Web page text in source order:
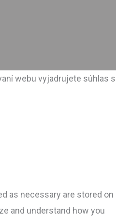
webu vyjadrujete súhlas s
as necessary are stored on
and understand how you